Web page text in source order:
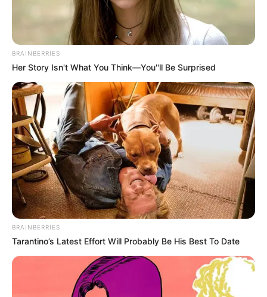
BRAINBERRIES
Her Story Isn't What You Think—You''ll Be Surprised
BRAINBERRIES
Tarantino’s Latest Effort Will Probably Be His Best To Date